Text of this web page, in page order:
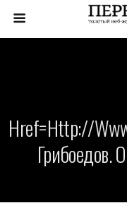
Href=http://
Грибоедов.